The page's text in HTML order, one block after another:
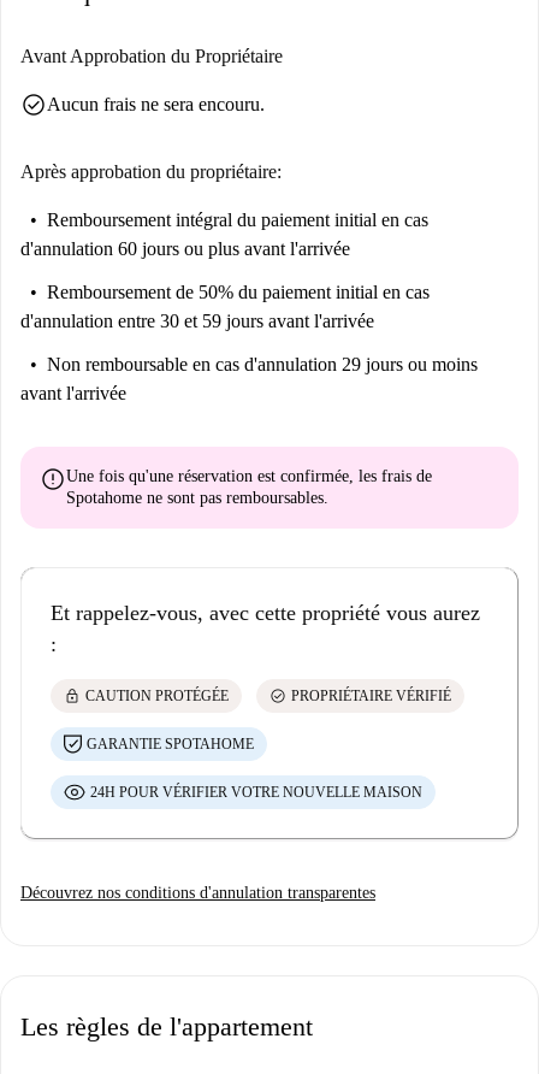
toujours dans notre formule habituelle d'hébergement.
tout compris où le client sait déjà ce qu'il dépense et ne pense qu'à
universitaire ou de recherche qui l'attend.
Les frais mensuels comprennent : tous les services publics, la
maintenance et la disponibilité 24 heures sur 24.
Avant Approbation du Propriétaire
check_circleAucun frais ne sera encouru.
Après approbation du propriétaire:
Remboursement intégral du paiement initial en cas
d'annulation 60 jours ou plus avant l'arrivée
Remboursement de 50% du paiement initial en cas
d'annulation entre 30 et 59 jours avant l'arrivée
Non remboursable en cas d'annulation 29 jours ou moins
avant l'arrivée
errorUne fois qu'une réservation est confirmée, les frais de
Spotahome ne sont pas remboursables.
Et rappelez-vous, avec cette propriété vous aurez
:
lock CAUTION PROTÉGÉE check_circle PROPRIÉTAIRE VÉRIFIÉ
GARANTIE SPOTAHOME
24H POUR VÉRIFIER VOTRE NOUVELLE MAISON
Découvrez nos conditions d'annulation transparentes
Les règles de l'appartement